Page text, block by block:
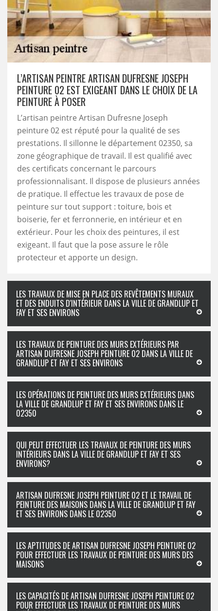
L’ARTISAN PEINTRE ARTISAN DUFRESNE JOSEPH
PEINTURE 02 EST EXIGEANT DANS LE CHOIX DE LA
PEINTURE À POSER
L’artisan peintre Artisan Dufresne Joseph
peinture 02 est réputé pour la qualité de ses
prestations. Il sillonne le département 02350, sa
zone géographique de travail. Il est qualifié avec
des certificats concernant le parcours
professionnalisant. Il dispose de plusieurs années
de pratique. Il effectue les travaux de pose de
peinture sur tout support : toiture, bois et
boiserie, fer et ferronnerie, en intérieur et en
extérieur. Pour les choix des peintures, il est
exigeant. Il faut que la pose assure le rôle
protecteur et apporte un design.
LES TRAVAUX DE MISE EN PLACE DES REVÊTEMENTS MURAUX
ET DES ENDUITS D'INTÉRIEUR DANS LA VILLE DE GRANDLUP ET
FAY ET SES ENVIRONS
LES TRAVAUX DE PEINTURE DES MURS EXTÉRIEURS PAR
ARTISAN DUFRESNE JOSEPH PEINTURE 02 DANS LA VILLE DE
GRANDLUP ET FAY ET SES ENVIRONS
LES OPÉRATIONS DE PEINTURE DES MURS EXTÉRIEURS DANS
LA VILLE DE GRANDLUP ET FAY ET SES ENVIRONS DANS LE
02350
QUI PEUT EFFECTUER LES TRAVAUX DE PEINTURE DES MURS
INTÉRIEURS DANS LA VILLE DE GRANDLUP ET FAY ET SES
ENVIRONS?
ARTISAN DUFRESNE JOSEPH PEINTURE 02 ET LE TRAVAIL DE
PEINTURE DES MAISONS DANS LA VILLE DE GRANDLUP ET FAY
ET SES ENVIRONS DANS LE 02350
LES APTITUDES DE ARTISAN DUFRESNE JOSEPH PEINTURE 02
POUR EFFECTUER LES TRAVAUX DE PEINTURE DES MURS DES
MAISONS
LES CAPACITÉS DE ARTISAN DUFRESNE JOSEPH PEINTURE 02
POUR EFFECTUER LES TRAVAUX DE PEINTURE DES MURS